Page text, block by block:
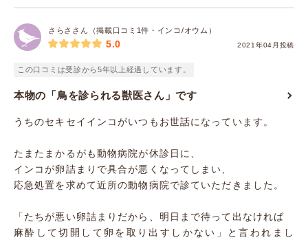
さらささん（掲載口コミ1件・インコ/オウム）
2021年04月投稿
5.0
この口コミは受診から5年以上経過しています。
本物の「鳥を診られる獣医さん」です
うちのセキセイインコがいつもお世話になっています。
たまたまかるがも動物病院が休診日に、
インコが卵詰まりで具合が悪くなってしまい、
応急処置を求めて近所の動物病院で診ていただきました。
「たちが悪い卵詰まりだから、明日まで待って出なければ
麻酔して切開して卵を取り出すしかない」と言われまし